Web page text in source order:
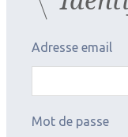
majeurs).
Adresse email
Mot de passe